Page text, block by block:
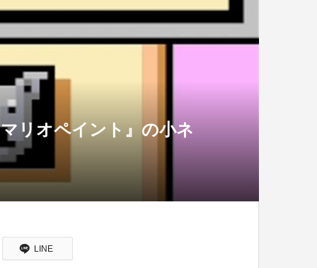
リオペイント』の小ネ
LINE